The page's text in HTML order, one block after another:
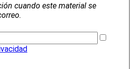
cuando este material se